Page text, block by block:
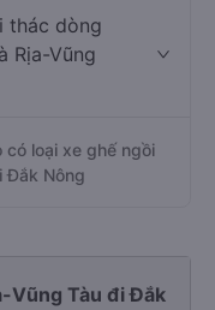
thác dòng
Rịa-Vũng
có loại xe ghế ngồi
Đắk Nông
Vũng Tàu đi Đắk